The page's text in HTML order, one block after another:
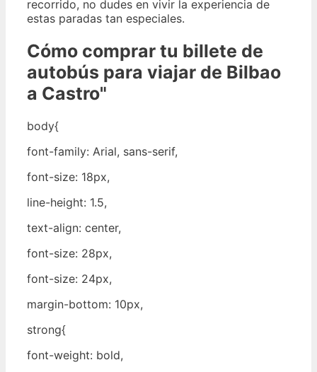
recorrido, no dudes en vivir la experiencia de
estas paradas tan especiales.
Cómo comprar tu billete de
autobús para viajar de Bilbao
a Castro"
body{
font-family: Arial, sans-serif,
font-size: 18px,
line-height: 1.5,
text-align: center,
font-size: 28px,
font-size: 24px,
margin-bottom: 10px,
strong{
font-weight: bold,